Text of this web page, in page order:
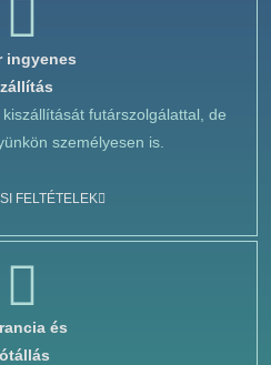
ingyenes
futárszolgálattal, de
személyesen is.
FELTÉTELEK
és